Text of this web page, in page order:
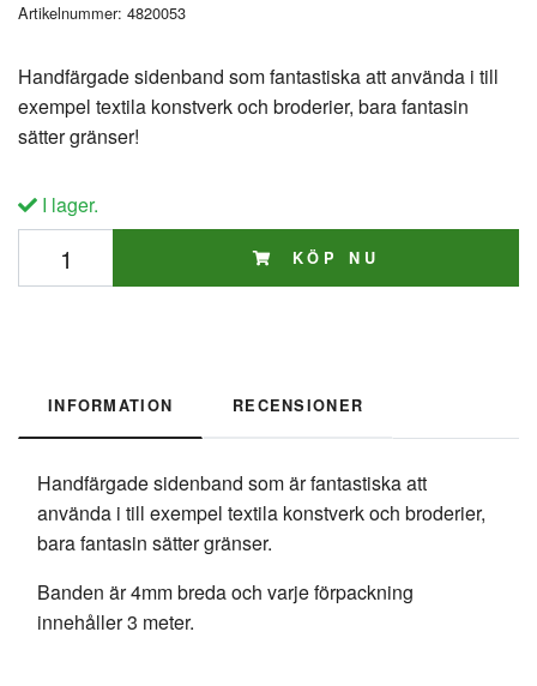
Artikelnummer: 4820053
Handfärgade sidenband som fantastiska att använda i till
exempel textila konstverk och broderier, bara fantasin
sätter gränser!
I lager.
KÖP NU
INFORMATION RECENSIONER
Handfärgade sidenband som är fantastiska att
använda i till exempel textila konstverk och broderier,
bara fantasin sätter gränser.
Banden är 4mm breda och varje förpackning
innehåller 3 meter.